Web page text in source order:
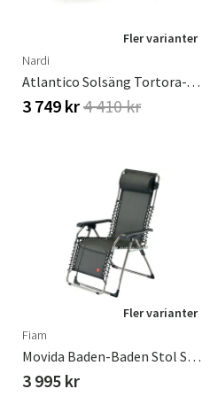
Fler varianter
Nardi
Atlantico Solsäng Tortora-Tortora
3 749 kr4 410 kr
Fler varianter
Fiam
Movida Baden-Baden Stol Svart Aluminium/textilene
3 995 kr